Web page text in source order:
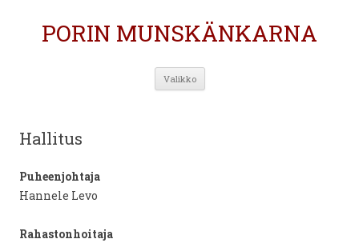
PORIN MUNSKÄNKARNA
Valikko Siirry
Hallitus
Puheenjohtaja
Hannele Levo
Rahastonhoitaja